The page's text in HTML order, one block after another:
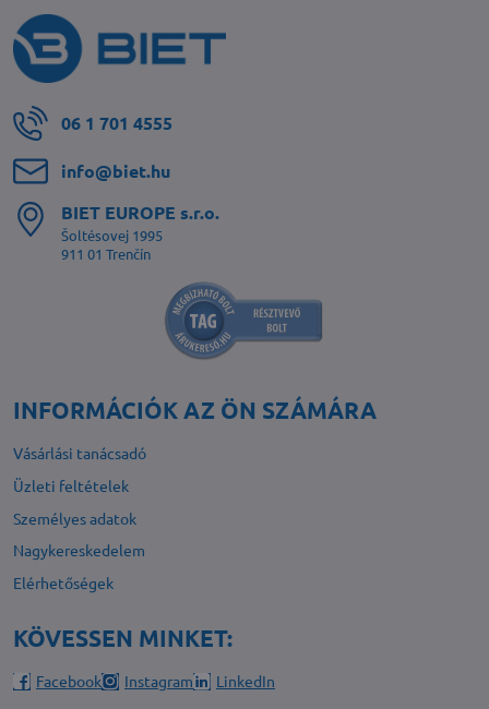
06 1 701 4555
info​@biet​.hu
BIET EUROPE s​.r​.o​.
Šoltésovej 1995
911 01 Trenčín
INFORMÁCIÓK AZ ÖN SZÁMÁRA
Vásárlási tanácsadó
Üzleti feltételek
Személyes adatok
Nagykereskedelem
Elérhetőségek
KÖVESSEN MINKET:
Facebook Instagram LinkedIn